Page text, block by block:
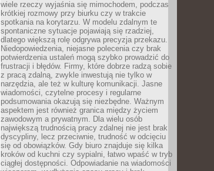
wiele rzeczy wyjaśnia się mimochodem, podczas
krótkiej rozmowy przy biurku czy w trakcie
spotkania na korytarzu. W modelu zdalnym te
spontaniczne sytuacje pojawiają się rzadziej,
dlatego większą rolę odgrywa precyzja przekazu.
Niedopowiedzenia, niejasne polecenia czy brak
potwierdzenia ustaleń mogą szybko prowadzić do
frustracji i błędów. Firmy, które dobrze radzą sobie
z pracą zdalną, zwykle inwestują nie tylko w
narzędzia, ale też w kulturę komunikacji. Jasne
wiadomości, czytelne procesy i regularne
podsumowania okazują się niezbędne. Ważnym
aspektem jest również granica między życiem
zawodowym a prywatnym. Dla wielu osób
największą trudnością pracy zdalnej nie jest brak
dyscypliny, lecz przeciwnie, trudność w odcięciu
się od obowiązków. Gdy biuro znajduje się kilka
kroków od kuchni czy sypialni, łatwo wpaść w tryb
ciągłej dostępności. Odpowiadanie na wiadomości